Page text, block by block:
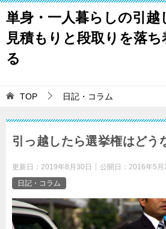
単身・一人暮らしの引越
見積もりと段取りを落ち
る
TOP 日記・コラム
引っ越したら選挙権はどう
更新日： 2019年8月30日 公開日： 2016年5月
日記・コラム